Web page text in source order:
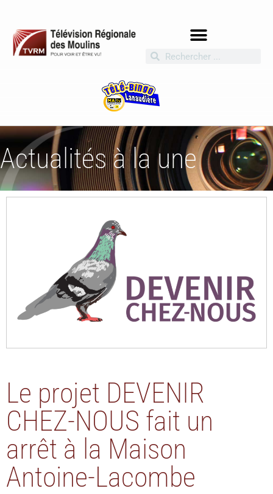
Actualités à la une
Le projet DEVENIR
CHEZ-NOUS fait un
arrêt à la Maison
Antoine-Lacombe